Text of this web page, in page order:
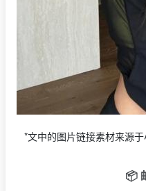
*文中的图片链接素材来源
📦